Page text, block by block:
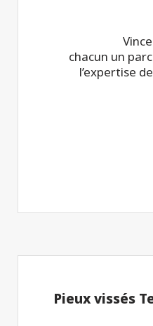
chacun un
l’expertise
Pieux vissés